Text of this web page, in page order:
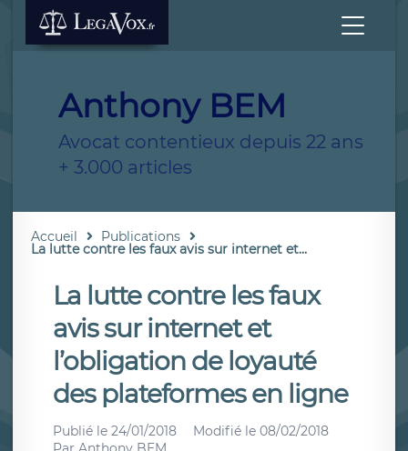
Anthony BEM
Avocat contentieux depuis 22 ans
+ 3.000 articles
Accueil Publications
La lutte contre les faux avis sur internet et...
La lutte contre les faux
avis sur internet et
l’obligation de loyauté
des plateformes en ligne
Publié le 24/01/2018 Modifié le 08/02/2018